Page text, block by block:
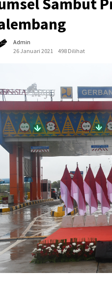
Sambut
Admin
26 Januari 2021
498 Dilihat